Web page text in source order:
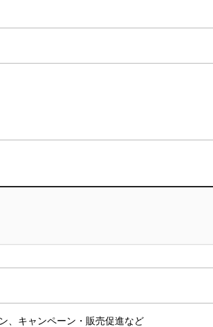
、キャンペーン・販売促進など